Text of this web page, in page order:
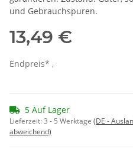
und Gebrauchspuren.
13,49 €
Endpreis* ,
5 Auf Lager
Lieferzeit:3 - 5 Werktage (DE -
abweichend)